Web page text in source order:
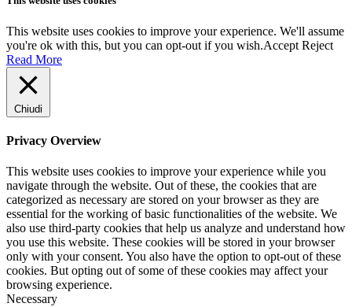
This website uses cookies to improve your experience. We'll assume
you're ok with this, but you can opt-out if you wish.Accept Reject
Read More
Chiudi
Privacy Overview
This website uses cookies to improve your experience while you
navigate through the website. Out of these, the cookies that are
categorized as necessary are stored on your browser as they are
essential for the working of basic functionalities of the website. We
also use third-party cookies that help us analyze and understand how
you use this website. These cookies will be stored in your browser
only with your consent. You also have the option to opt-out of these
cookies. But opting out of some of these cookies may affect your
browsing experience.
Necessary